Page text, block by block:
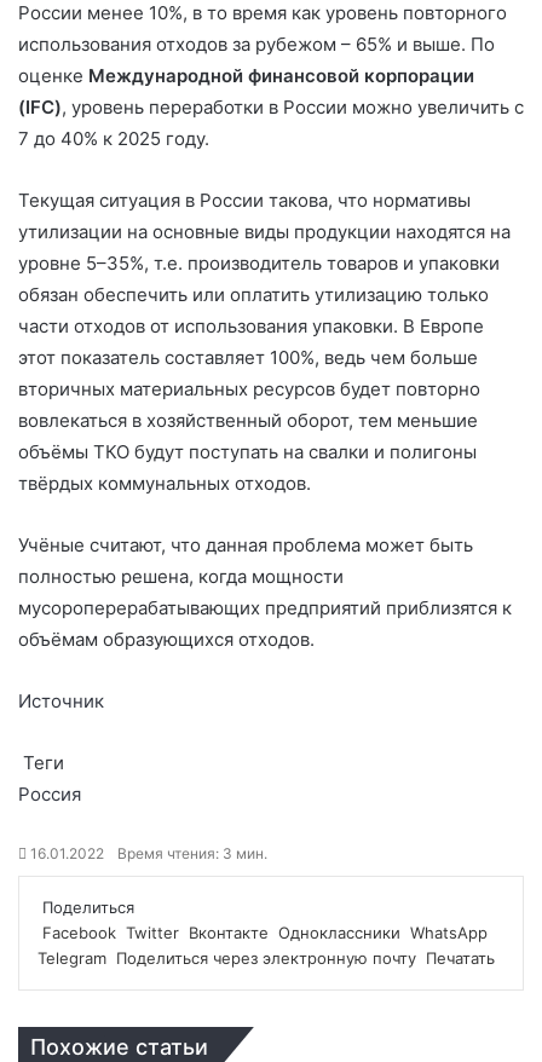
России менее 10%, в то время как уровень повторного
использования отходов за рубежом – 65% и выше. По
оценке Международной финансовой корпорации
(IFC), уровень переработки в России можно увеличить с
7 до 40% к 2025 году.
Текущая ситуация в России такова, что нормативы
утилизации на основные виды продукции находятся на
уровне 5–35%, т.е. производитель товаров и упаковки
обязан обеспечить или оплатить утилизацию только
части отходов от использования упаковки. В Европе
этот показатель составляет 100%, ведь чем больше
вторичных материальных ресурсов будет повторно
вовлекаться в хозяйственный оборот, тем меньшие
объёмы ТКО будут поступать на свалки и полигоны
твёрдых коммунальных отходов.
Учёные считают, что данная проблема может быть
полностью решена, когда мощности
мусороперерабатывающих предприятий приблизятся к
объёмам образующихся отходов.
Источник
Теги
Россия
16.01.2022 Время чтения: 3 мин.
Поделиться
Facebook Twitter Вконтакте Одноклассники WhatsApp
Telegram Поделиться через электронную почту Печатать
Похожие статьи